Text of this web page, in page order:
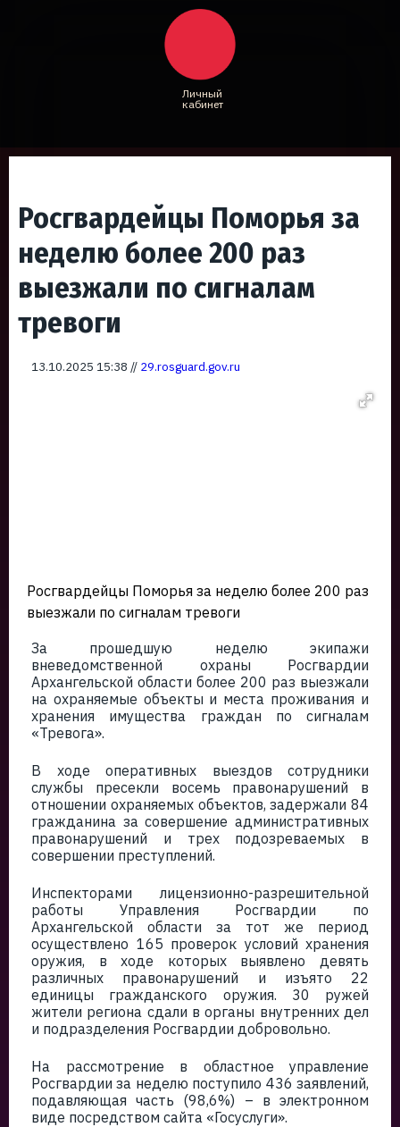
Личный
кабинет
Росгвардейцы Поморья за
неделю более 200 раз
выезжали по сигналам
тревоги
13.10.2025 15:38 // 29.rosguard.gov.ru
Росгвардейцы Поморья за неделю более 200 раз
выезжали по сигналам тревоги
За прошедшую неделю экипажи
вневедомственной охраны Росгвардии
Архангельской области более 200 раз выезжали
на охраняемые объекты и места проживания и
хранения имущества граждан по сигналам
«Тревога».
В ходе оперативных выездов сотрудники
службы пресекли восемь правонарушений в
отношении охраняемых объектов, задержали 84
гражданина за совершение административных
правонарушений и трех подозреваемых в
совершении преступлений.
Инспекторами лицензионно-разрешительной
работы Управления Росгвардии по
Архангельской области за тот же период
осуществлено 165 проверок условий хранения
оружия, в ходе которых выявлено девять
различных правонарушений и изъято 22
единицы гражданского оружия. 30 ружей
жители региона сдали в органы внутренних дел
и подразделения Росгвардии добровольно.
На рассмотрение в областное управление
Росгвардии за неделю поступило 436 заявлений,
подавляющая часть (98,6%) – в электронном
виде посредством сайта «Госуслуги».